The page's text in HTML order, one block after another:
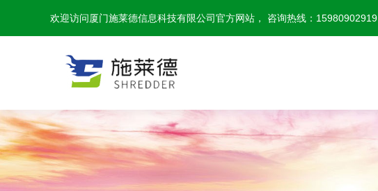
欢迎访问厦门施莱德信息科技有限公司官方网站， 咨询热线：15980902919